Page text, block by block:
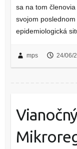
sa na tom členovia
svojom
epidemiologická
mps 24/06/